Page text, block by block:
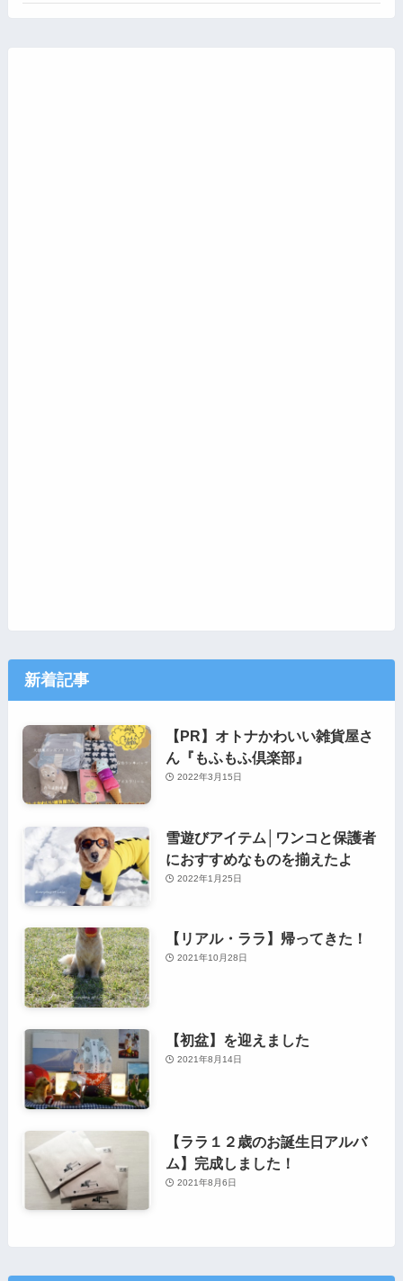
新着記事
【PR】オトナかわいい雑貨屋さ
ん『もふもふ倶楽部』
2022年3月15日
雪遊びアイテム│ワンコと保護者
におすすめなものを揃えたよ
2022年1月25日
【リアル・ララ】帰ってきた！
2021年10月28日
【初盆】を迎えました
2021年8月14日
【ララ１２歳のお誕生日アルバ
ム】完成しました！
2021年8月6日